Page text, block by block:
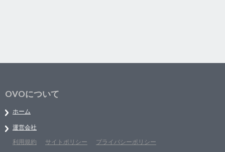
OVOについて
ホーム
運営会社
利用規約
サイトポリシー プライバシーポリシー